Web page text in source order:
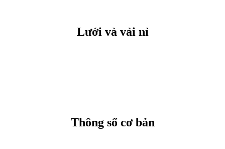
Lưới và vải nỉ
Thông số cơ bản